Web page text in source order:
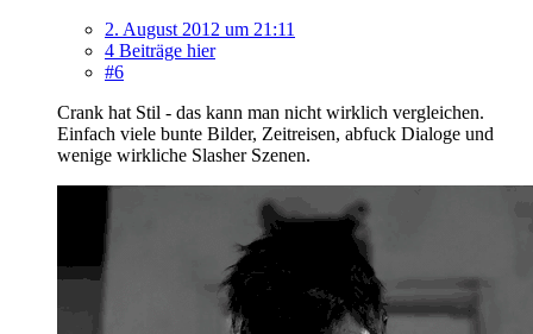
2. August 2012 um 21:11
4 Beiträge hier
#6
Crank hat Stil - das kann man nicht wirklich vergleichen.
Einfach viele bunte Bilder, Zeitreisen, abfuck Dialoge und
wenige wirkliche Slasher Szenen.